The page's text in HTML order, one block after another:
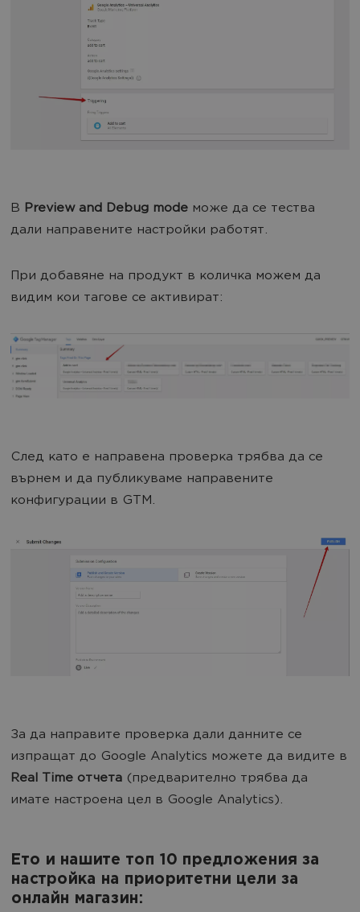
В Preview and Debug mode може да се тества
дали направените настройки работят.
При добавяне на продукт в количка можем да
видим кои тагове се активират:
След като е направена проверка трябва да се
върнем и да публикуваме направените
конфигурации в GTM.
За да направите проверка дали данните се
изпращат до Google Analytics можете да видите в
Rеal Time отчета (предварително трябва да
имате настроена цел в Google Analytics).
Ето и нашите топ 10 предложения за
настройка на приоритетни цели за
онлайн магазин: